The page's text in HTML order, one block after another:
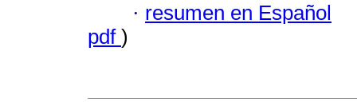
· resumen en Español
pdf )